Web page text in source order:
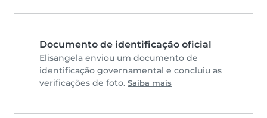
Documento de identificação oficial
Elisangela enviou um documento de
identificação governamental e concluiu as
verificações de foto. Saiba mais